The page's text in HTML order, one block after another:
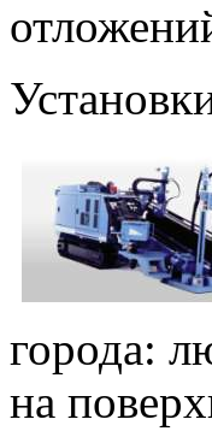
города:
на